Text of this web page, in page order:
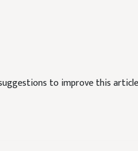
to improve this article?